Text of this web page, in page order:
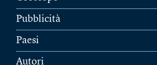
Pubblicità
Paesi
Autori